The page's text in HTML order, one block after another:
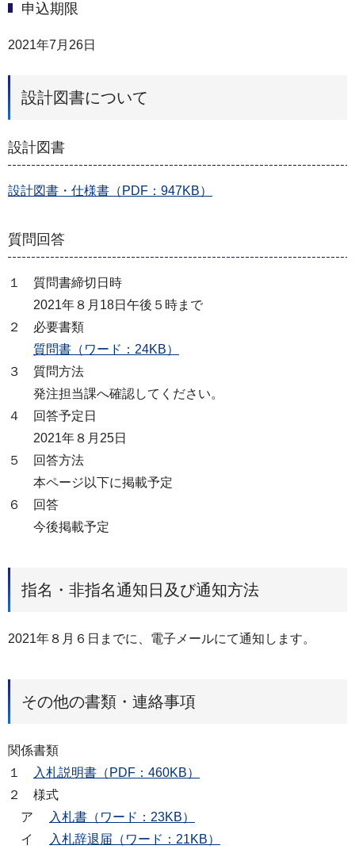
申込期限
2021年7月26日
設計図書について
設計図書
設計図書・仕様書（PDF：947KB）
質問回答
１ 質問書締切日時
2021年８月18日午後５時まで
２ 必要書類
質問書（ワード：24KB）
３ 質問方法
発注担当課へ確認してください。
４ 回答予定日
2021年８月25日
５ 回答方法
本ページ以下に掲載予定
６ 回答
今後掲載予定
指名・非指名通知日及び通知方法
2021年８月６日までに、電子メールにて通知します。
その他の書類・連絡事項
関係書類
１
入札説明書（PDF：460KB）
２ 様式
ア
入札書（ワード：23KB）
イ
入札辞退届（ワード：21KB）